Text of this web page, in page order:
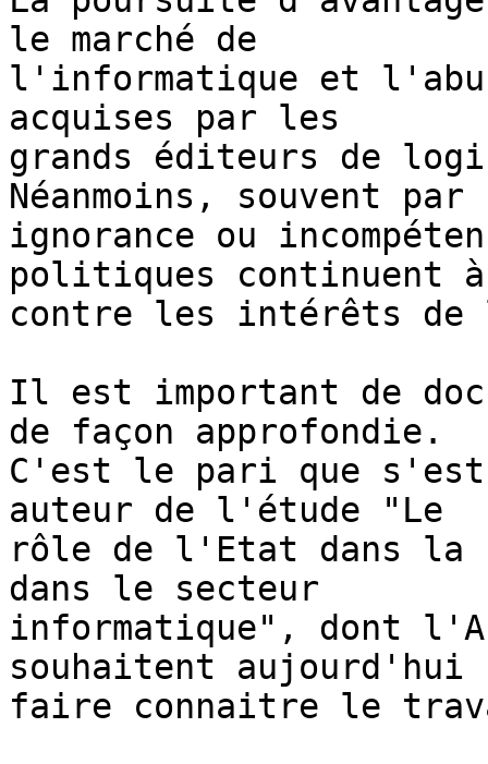
le marché de
l'informatique et
acquises par les
grands éditeurs de
Néanmoins, souvent par
ignorance ou
politiques continuent
contre les intérêts
Il est important de
de façon approfondie.
C'est le pari que s'est
auteur de l'étude "Le
rôle de l'Etat dans la
dans le secteur
informatique", dont
souhaitent aujourd'hui
faire connaitre le